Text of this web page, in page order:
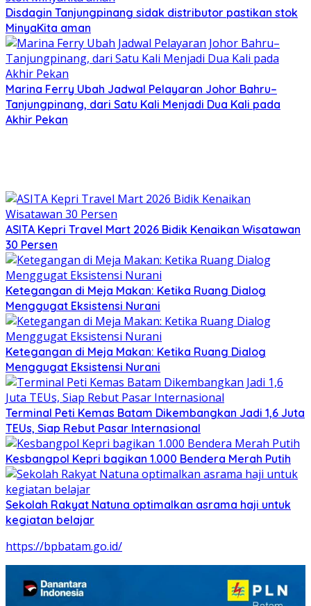
Disdagin Tanjungpinang sidak distributor pastikan stok
MinyaKita aman
Marina Ferry Ubah Jadwal Pelayaran Johor Bahru–
Tanjungpinang, dari Satu Kali Menjadi Dua Kali pada
Akhir Pekan
ASITA Kepri Travel Mart 2026 Bidik Kenaikan Wisatawan
30 Persen
Ketegangan di Meja Makan: Ketika Ruang Dialog
Menggugat Eksistensi Nurani
Ketegangan di Meja Makan: Ketika Ruang Dialog
Menggugat Eksistensi Nurani
Terminal Peti Kemas Batam Dikembangkan Jadi 1,6 Juta
TEUs, Siap Rebut Pasar Internasional
Kesbangpol Kepri bagikan 1.000 Bendera Merah Putih
Sekolah Rakyat Natuna optimalkan asrama haji untuk
kegiatan belajar
https://bpbatam.go.id/